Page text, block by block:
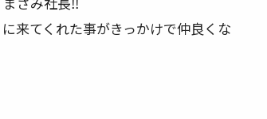
来てくれた事がきっかけで仲良くな